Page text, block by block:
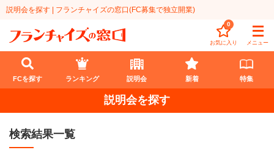
説明会を探す | フランチャイズの窓口(FC募集で独立開業)
お気に入り
0
メニュー
FCを探す
業種
FCを探す ランキング 説明会 新着 特集
説明会を探す
検索結果一覧